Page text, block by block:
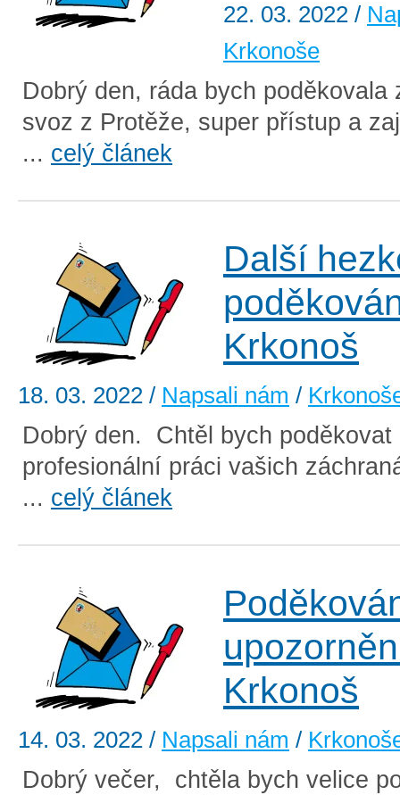
22. 03. 2022 /
Krkonoše
Dobrý den, ráda bych poděkovala
svoz z Protěže, super přístup a
... celý článek
Další
Krkonoš
18. 03. 2022 / Napsali nám /
Dobrý den. Chtěl bych poděkovat
profesionální práci vašich
... celý článek
Krkonoš
14. 03. 2022 / Napsali nám /
Dobrý večer, chtěla bych velice